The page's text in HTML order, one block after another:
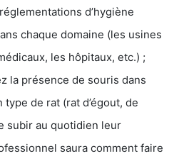
d’hygiène
chaque domaine (les usines
les hôpitaux, etc.) ;
la présence de souris dans
de rat (rat d’égout, de
subir au quotidien leur
saura comment faire